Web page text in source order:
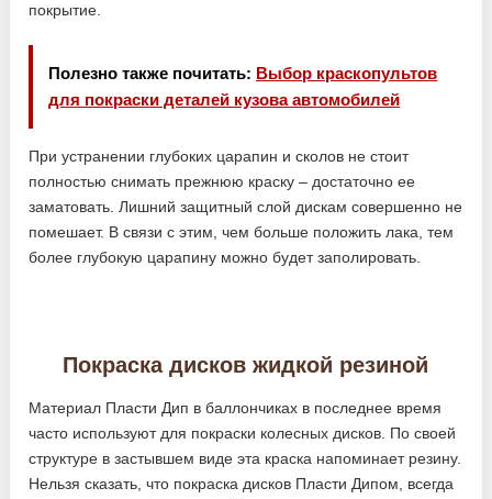
покрытие.
Полезно также почитать: Выбор краскопультов
для покраски деталей кузова автомобилей
При устранении глубоких царапин и сколов не стоит
полностью снимать прежнюю краску – достаточно ее
заматовать. Лишний защитный слой дискам совершенно не
помешает. В связи с этим, чем больше положить лака, тем
более глубокую царапину можно будет заполировать.
Покраска дисков жидкой резиной
Материал Пласти Дип в баллончиках в последнее время
часто используют для покраски колесных дисков. По своей
структуре в застывшем виде эта краска напоминает резину.
Нельзя сказать, что покраска дисков Пласти Дипом, всегда